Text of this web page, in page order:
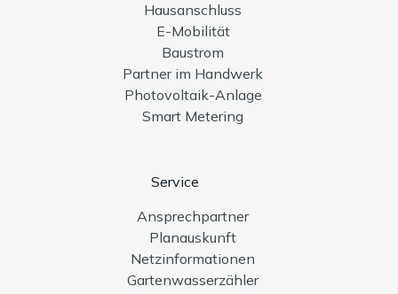
Hausanschluss
E-Mobilität
Baustrom
Partner im Handwerk
Photovoltaik-Anlage
Smart Metering
Service
Ansprechpartner
Planauskunft
Netzinformationen
Gartenwasserzähler